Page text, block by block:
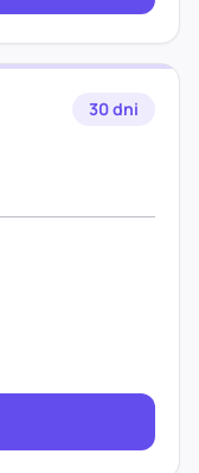
30 dni